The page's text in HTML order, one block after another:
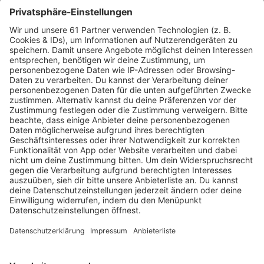
Soziales Engagement aus Reutlingen
ausgezeichnet
Der Verein „Menschenkinder“ aus Reutlingen ist im
Bundeskanzleramt für sein herausragendes soziales
Engagement geehrt worden. Beim
Bundeswettbewerb „startsocial“ erreichte die …